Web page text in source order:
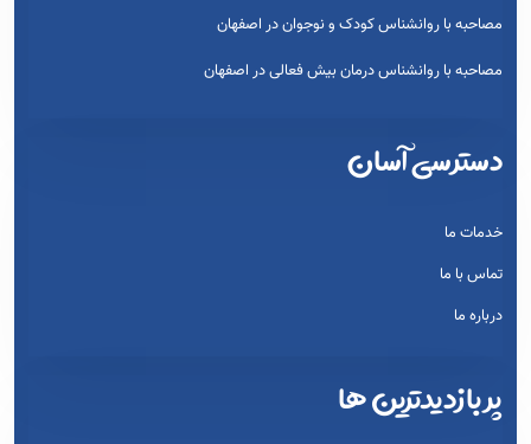
مصاحبه با روانشناس کودک و نوجوان در اصفهان
مصاحبه با روانشناس درمان بیش فعالی در اصفهان
دسترسی آسان
خدمات ما
تماس با ما
درباره ما
پر بازدیدترین ها